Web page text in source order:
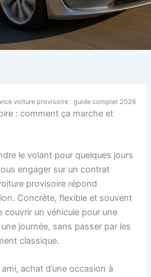
voiture provisoire : guide complet 2026
: comment ça marche et
le volant pour quelques jours
engager sur un contrat
provisoire répond
Concrète, flexible et souvent
couvrir un véhicule pour une
journée, sans passer par les
classique.
achat d’une occasion à